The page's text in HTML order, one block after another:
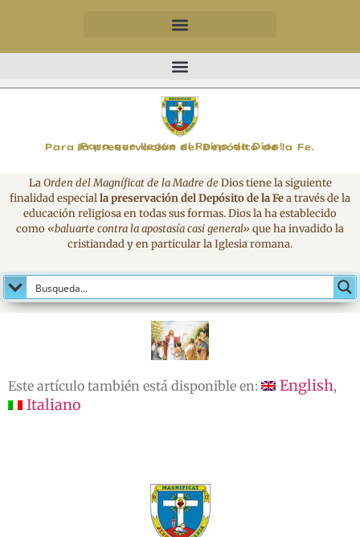
Para la preservación del Depósito de la Fe.
¡Para que llegue el Reino de Dios!
MAGNIFICAT
LaOrden del Magníficat de la Madre deDios tiene la siguiente
finalidad especialla preservación del Depósito de la Fea través de la
educación religiosa en todas sus formas. Dios la ha establecido
como «baluarte contra la apostasía casi general» que ha invadido la
cristiandad y en particular la Iglesia romana.
Este artículo también está disponible en:
English
Italiano